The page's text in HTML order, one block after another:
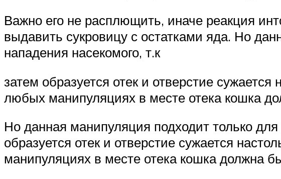
Важно его не расплющить, иначе реакция
выдавить сукровицу с остатками яда. Но
нападения насекомого, т.к
затем образуется отек и отверстие
любых манипуляциях в месте отека кошка
Но данная манипуляция подходит только
образуется отек и отверстие сужается
манипуляциях в месте отека кошка должна